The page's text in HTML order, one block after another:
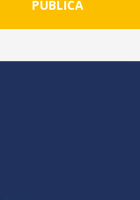
PUBLICA